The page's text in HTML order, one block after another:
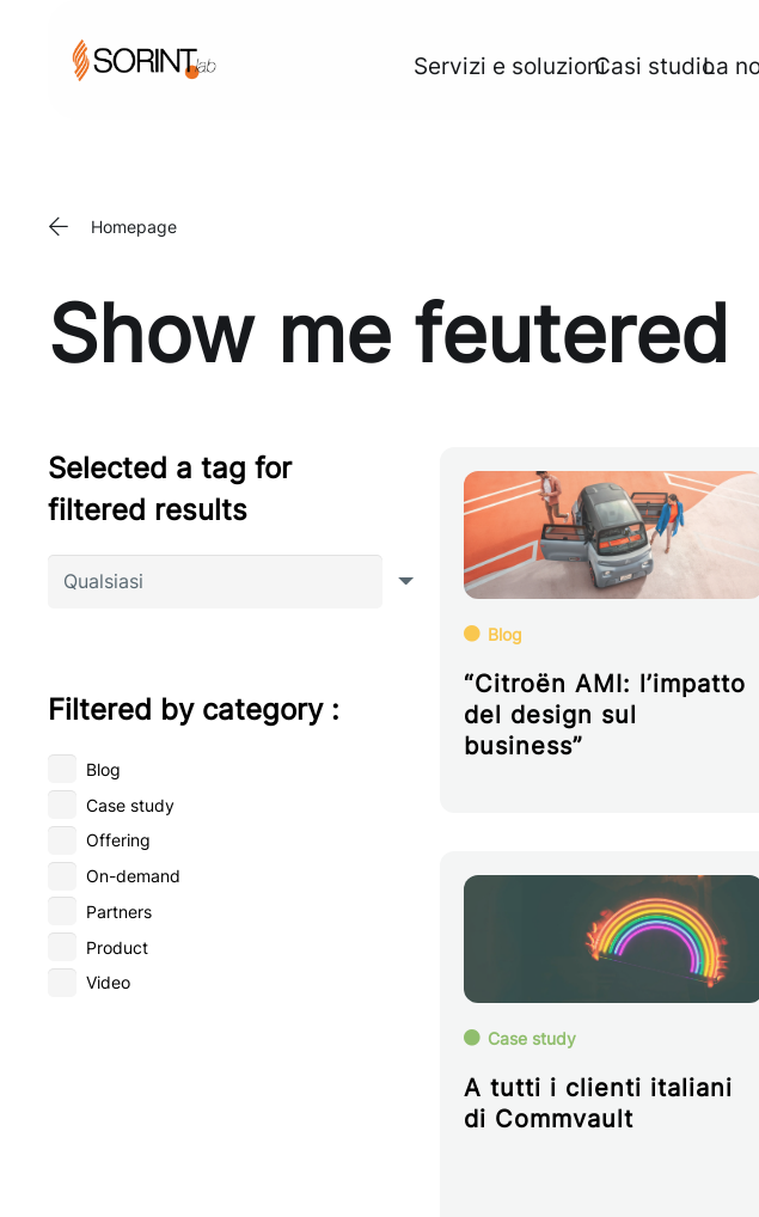
Servizi e soluzioniCasi studioLa
Homepage
Show me feutered
Selected a tag for
filtered results
Filtered by category :
Blog
Case study
Offering
On-demand
Partners
Product
Video
Blog
“Citroën AMI: l’impatto
del design sul
business”
Case study
A tutti i clienti italiani
di Commvault